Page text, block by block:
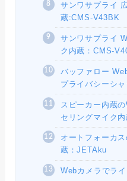
サンワサプライ
蔵:CMS-V43BK
サンワサプライ
ク内蔵：CMS-
バッファロー
プライバシーシ
スピーカー内蔵
セリングマイク
オートフォーカ
蔵：JETAku
Webカメラでラ